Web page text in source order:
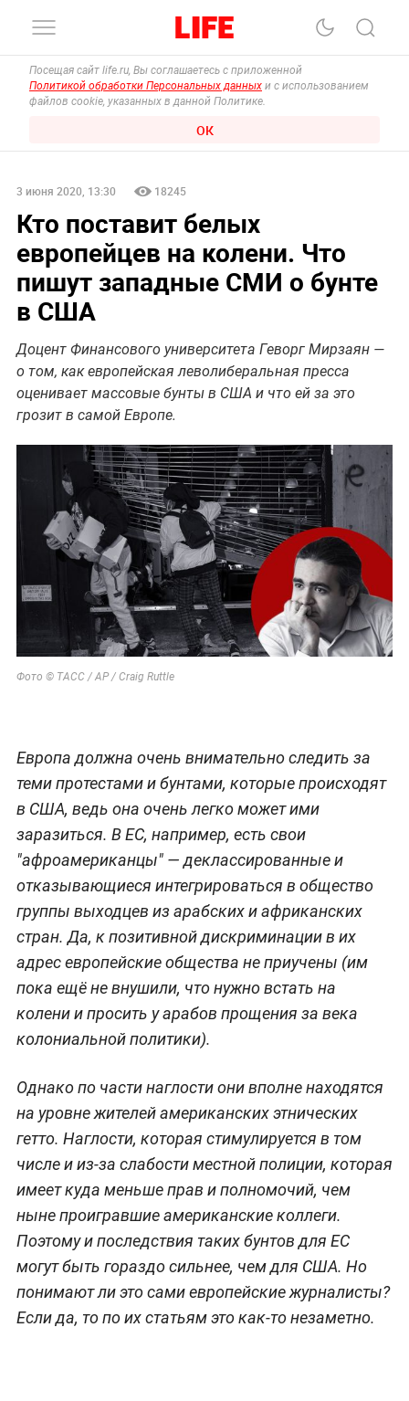
Посещая сайт life.ru, Вы соглашаетесь с приложенной
Политикой обработки Персональных данных и с использованием
файлов cookie, указанных в данной Политике.
ОК
3 июня 2020, 13:30 18245
Кто поставит белых
европейцев на колени. Что
пишут западные СМИ о бунте
в США
Доцент Финансового университета Геворг Мирзаян —
о том, как европейская леволиберальная пресса
оценивает массовые бунты в США и что ей за это
грозит в самой Европе.
Фото © ТАСС / AP / Craig Ruttle
Европа должна очень внимательно следить за
теми протестами и бунтами, которые происходят
в США, ведь она очень легко может ими
заразиться. В ЕС, например, есть свои
"афроамериканцы" — деклассированные и
отказывающиеся интегрироваться в общество
группы выходцев из арабских и африканских
стран. Да, к позитивной дискриминации в их
адрес европейские общества не приучены (им
пока ещё не внушили, что нужно встать на
колени и просить у арабов прощения за века
колониальной политики).
Однако по части наглости они вполне находятся
на уровне жителей американских этнических
гетто. Наглости, которая стимулируется в том
числе и из-за слабости местной полиции, которая
имеет куда меньше прав и полномочий, чем
ныне проигравшие американские коллеги.
Поэтому и последствия таких бунтов для ЕС
могут быть гораздо сильнее, чем для США. Но
понимают ли это сами европейские журналисты?
Если да, то по их статьям это как-то незаметно.